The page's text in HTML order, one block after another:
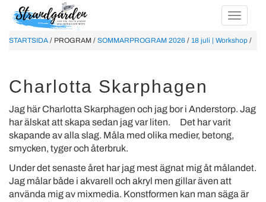
STARTSIDA / PROGRAM / SOMMARPROGRAM 2026 / 18 juli | Workshop /
Charlotta Skarphagen
Jag här Charlotta Skarphagen och jag bor i Anderstorp. Jag
har älskat att skapa sedan jag var liten.
Det har varit
skapande av alla slag. Måla med olika medier, betong,
smycken, tyger och återbruk.
Under det senaste året har jag mest ägnat mig åt målandet.
Jag målar både i akvarell och akryl men gillar även att
använda mig av mixmedia. Konstformen kan man säga är